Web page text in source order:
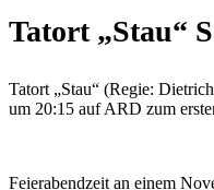
Tatort „Stau“
Tatort „Stau“ (Regie:
um 20:15 auf ARD zum
Feierabendzeit an einem